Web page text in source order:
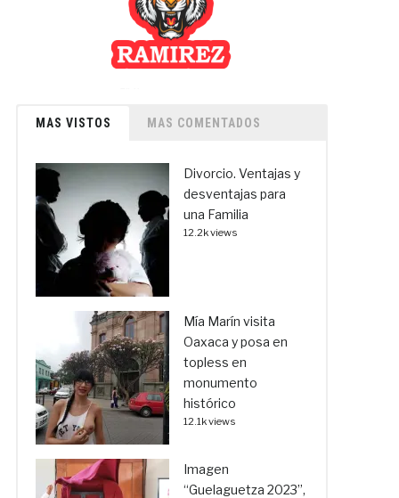
MAS VISTOS MAS COMENTADOS
Divorcio. Ventajas y
desventajas para
una Familia
12.2k views
Mía Marín visita
Oaxaca y posa en
topless en
monumento
histórico
12.1k views
Imagen
“Guelaguetza 2023”,